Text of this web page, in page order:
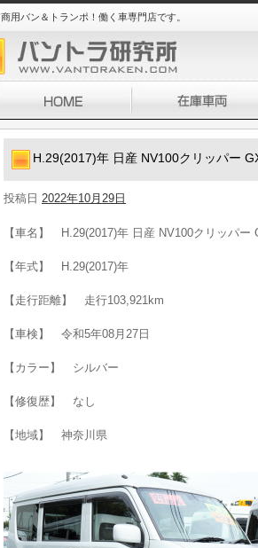
商用バン＆トランポ！働く車専門店です。
H.29(2017)年 日産 NV100クリッパー
投稿日 2022年10月29日
【車名】 H.29(2017)年 日産 NV100クリッパ
【年式】 H.29(2017)年
【走行距離】 走行103,921km
【車検】 令和5年08月27日
【カラー】 シルバー
【修復歴】 なし
【地域】 神奈川県